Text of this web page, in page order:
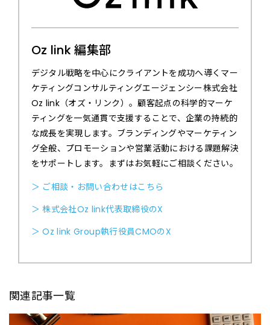
Oz link 編集部
デジタル戦略を中心にクライアントを成功へ導くマー
ケティングコンサルティングエージェンシー株式会社
Oz link（オズ・リンク）。顧客起点の科学的マーケ
ティングを一気通貫で支援することで、企業の持続的
な成長を実現します。ブランディングやマーケティン
グ全般、プロモーションや営業活動における課題解決
をサポートします。まずはお気軽にご相談ください。
＞ ご相談・お問い合わせはこちら
＞ 株式会社Oz link代表取締役のX
＞ Oz link Group執行役員CMOのX
関連記事一覧